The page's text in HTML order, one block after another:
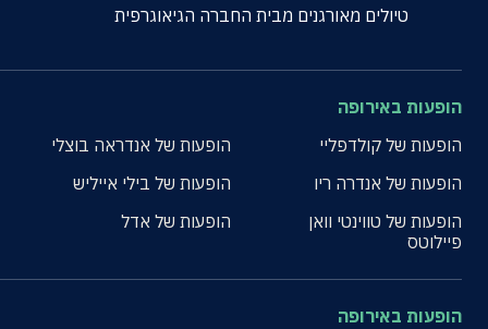
טיולים מאורגנים מבית החברה הגיאוגרפית
הופעות באירופה
הופעות של קולדפליי
הופעות של אנדראה בוצלי
הופעות של אנדרה ריו
הופעות של בילי אייליש
הופעות של טווינטי וואן
פיילוטס
הופעות של אדל
הופעות באירופה